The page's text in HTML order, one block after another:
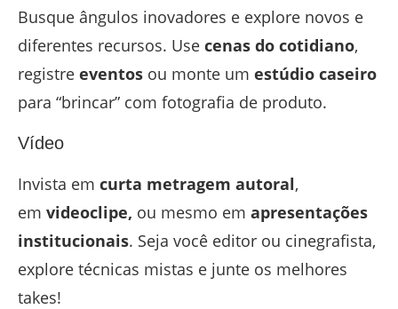
Busque ângulos inovadores e explore novos e
diferentes recursos. Use cenas do cotidiano,
registre eventos ou monte um estúdio caseiro
para “brincar” com fotografia de produto.
Vídeo
Invista em curta metragem autoral,
em videoclipe, ou mesmo em apresentações
institucionais. Seja você editor ou cinegrafista,
explore técnicas mistas e junte os melhores
takes!